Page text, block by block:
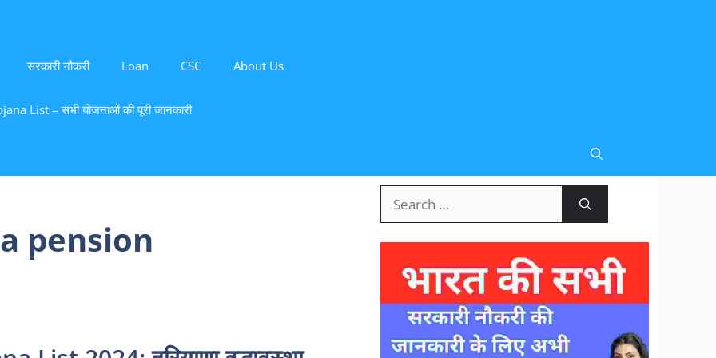
सरकारी नौकरी Loan CSC About Us
List – सभी योजनाओं की पूरी जानकारी
pension
for: